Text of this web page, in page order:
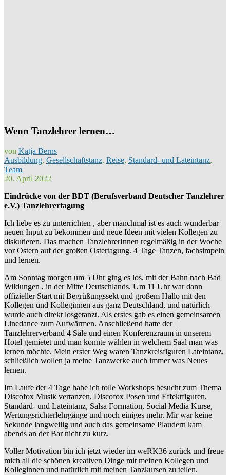
Wenn Tanzlehrer lernen…
von Katja Berns
Ausbildung, Gesellschaftstanz, Reise, Standard- und Lateintanz,
Team
20. April 2022
Eindrücke von der BDT (Berufsverband Deutscher Tanzlehrer
e.V.) Tanzlehrertagung
Ich liebe es zu unterrichten , aber manchmal ist es auch wunderbar
neuen Input zu bekommen und neue Ideen mit vielen Kollegen zu
diskutieren. Das machen TanzlehrerInnen regelmäßig in der Woche
vor Ostern auf der großen Ostertagung. 4 Tage Tanzen, fachsimpeln
und lernen.
Am Sonntag morgen um 5 Uhr ging es los, mit der Bahn nach Bad
Wildungen , in der Mitte Deutschlands. Um 11 Uhr war dann
offizieller Start mit Begrüßungssekt und großem Hallo mit den
Kollegen und Kolleginnen aus ganz Deutschland, und natürlich
wurde auch direkt losgetanzt. Als erstes gab es einen gemeinsamen
Linedance zum Aufwärmen. Anschließend hatte der
Tanzlehrerverband 4 Säle und einen Konferenzraum in unserem
Hotel gemietet und man konnte wählen in welchem Saal man was
lernen möchte. Mein erster Weg waren Tanzkreisfiguren Lateintanz,
schließlich wollen ja meine Tanzwerke auch immer was Neues
lernen.
Im Laufe der 4 Tage habe ich tolle Workshops besucht zum Thema
Discofox Musik vertanzen, Discofox Posen und Effektfiguren,
Standard- und Lateintanz, Salsa Formation, Social Media Kurse,
Wertungsrichterlehrgänge und noch einiges mehr. Mir war keine
Sekunde langweilig und auch das gemeinsame Plaudern kam
abends an der Bar nicht zu kurz.
Voller Motivation bin ich jetzt wieder im weRK36 zurück und freue
mich all die schönen kreativen Dinge mit meinen Kollegen und
Kolleginnen und natürlich mit meinen Tanzkursen zu teilen.